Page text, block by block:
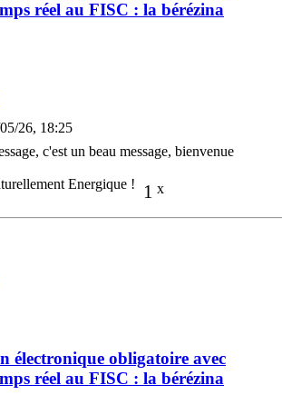
réel au FISC : la bérézina
26, 18:25
c'est un beau message, bienvenue
1 x
Energique !
électronique obligatoire avec
réel au FISC : la bérézina